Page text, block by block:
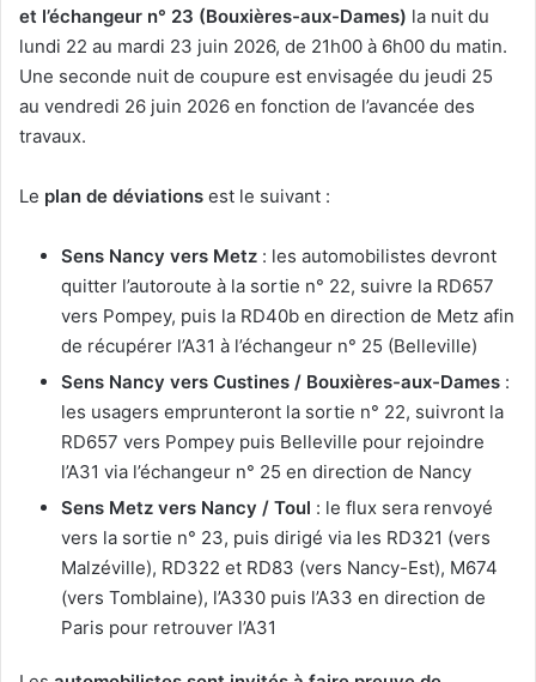
et l’échangeur n° 23 (Bouxières-aux-Dames) la nuit du
lundi 22 au mardi 23 juin 2026, de 21h00 à 6h00 du matin.
Une seconde nuit de coupure est envisagée du jeudi 25
au vendredi 26 juin 2026 en fonction de l’avancée des
travaux.
Le plan de déviations est le suivant :
Sens Nancy vers Metz : les automobilistes devront
quitter l’autoroute à la sortie n° 22, suivre la RD657
vers Pompey, puis la RD40b en direction de Metz afin
de récupérer l’A31 à l’échangeur n° 25 (Belleville)
Sens Nancy vers Custines / Bouxières-aux-Dames :
les usagers emprunteront la sortie n° 22, suivront la
RD657 vers Pompey puis Belleville pour rejoindre
l’A31 via l’échangeur n° 25 en direction de Nancy
Sens Metz vers Nancy / Toul : le flux sera renvoyé
vers la sortie n° 23, puis dirigé via les RD321 (vers
Malzéville), RD322 et RD83 (vers Nancy-Est), M674
(vers Tomblaine), l’A330 puis l’A33 en direction de
Paris pour retrouver l’A31